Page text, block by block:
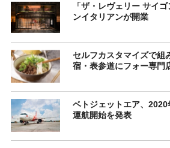
「ザ・レヴェリー サイ
ンイタリアンが開業
セルフカスタマイズで組
宿・表参道にフォー専門
ベトジェットエア、
運航開始を発表